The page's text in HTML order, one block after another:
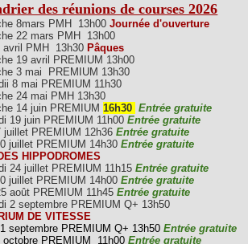
des réunions de courses 2026
8mars PMH 13h00Journée d'ouverture
22 mars PMH 13h00
avril PMH 13h30 Pâques
19 avril PREMIUM 13h00
3 mai PREMIUM 13h30
8 mai PREMIUM 11h30
24 mai PMH 13h30
14 juin PREMIUM16h30 Entrée gratuite
19 juin PREMIUM 11h00Entrée gratuite
juillet PREMIUM 12h36Entrée gratuite
juillet PREMIUM 14h30Entrée gratuite
HIPPODROMES
24 juillet PREMIUM 11h15Entrée gratuite
juillet PREMIUM 14h00 Entrée gratuite
août PREMIUM 11h45Entrée gratuite
2 septembre PREMIUM Q+ 13h50
DE VITESSE
septembre PREMIUM Q+ 13h50Entrée gratuite
octobre PREMIUM 11h00Entrée gratuite